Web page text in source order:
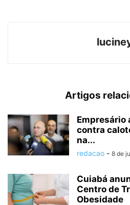
Artigos
Empresário
contra
na...
redacao - 8 de
Cuiabá
Centro de
Obesidade